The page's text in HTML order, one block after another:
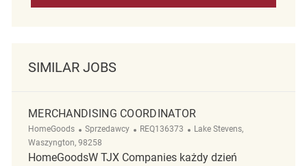
SIMILAR JOBS
MERCHANDISING COORDINATOR
HomeGoods Kategoria
Sprzedawcy ReqId
REQ136373 Lokalizacja
Lake Stevens,
Waszyngton, 98258
HomeGoodsW TJX Companies każdy dzień